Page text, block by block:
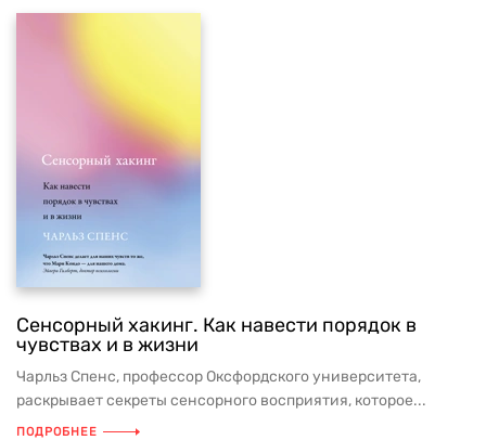
Сенсорный хакинг. Как навести порядок в
чувствах и в жизни
Чарльз Спенс, профессор Оксфордского университета,
раскрывает секреты сенсорного восприятия, которое...
ПОДРОБНЕЕ